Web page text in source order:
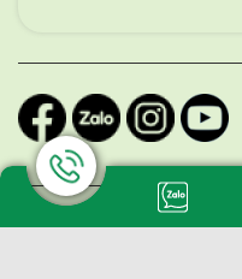
Copyright © 2024